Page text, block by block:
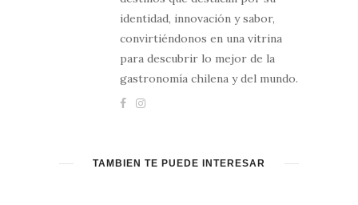
identidad, innovación y sabor,
convirtiéndonos en una vitrina
para descubrir lo mejor de la
gastronomía chilena y del mundo.
TAMBIÉN TE PUEDE INTERESAR